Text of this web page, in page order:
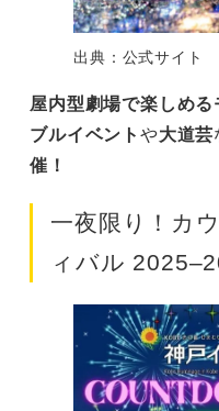
出典：公式サイト
屋内型劇場で楽しめ
ブルイベントや大道芸
催！
一夜限り！カ
ィバル